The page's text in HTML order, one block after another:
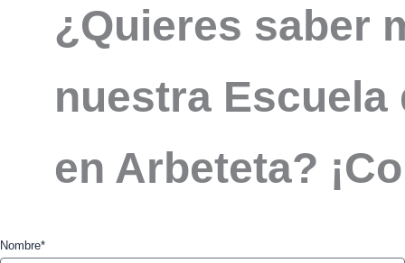
¿Quieres saber
nuestra
en Arbeteta?
Nombre*